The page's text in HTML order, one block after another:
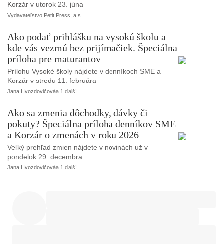
Korzár v utorok 23. júna
Vydavateľstvo Petit Press, a.s.
Ako podať prihlášku na vysokú školu a
kde vás vezmú bez prijímačiek. Špeciálna
príloha pre maturantov
Prílohu Vysoké školy nájdete v denníkoch SME a
Korzár v stredu 11. februára
Jana Hvozdovičováa 1 ďalší
Ako sa zmenia dôchodky, dávky či
pokuty? Špeciálna príloha denníkov SME
a Korzár o zmenách v roku 2026
Veľký prehľad zmien nájdete v novinách už v
pondelok 29. decembra
Jana Hvozdovičováa 1 ďalší